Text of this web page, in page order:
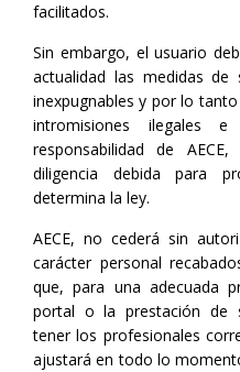
facilitados.
Sin embargo, el usuario
actualidad las medidas
inexpugnables y por lo
intromisiones ilegales
responsabilidad de
diligencia debida para
determina la ley.
AECE, no cederá sin
carácter personal
que, para una adecuada
portal o la prestación de
tener los profesionales
ajustará en todo lo